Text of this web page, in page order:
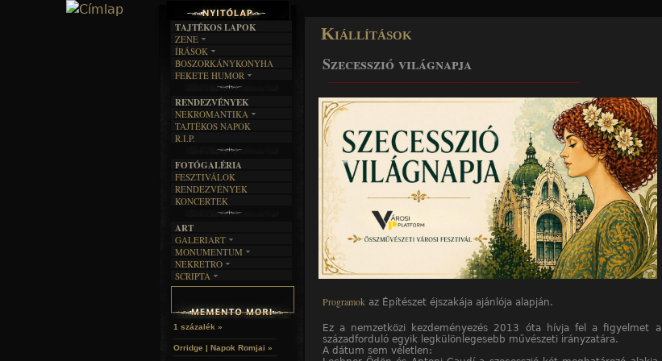
Kiállítások
Szecesszió világnapja
Programokaz Építészet éjszakája ajánlója alapján.
Ez a nemzetközi kezdeményezés 2013 óta hívja fel a figyelmet a
századforduló egyik legkülönlegesebb művészeti irányzatára.
A dátum sem véletlen:
TAJTÉKOS LAPOK
ZENE
EGYÜTTESEK
INTERJÚK
FORDÍTÁSOK
DALSZÖVEGEK
ÍRÁSOK
IRODALOM
FILM
MŰVÉSZET
ÍRÁSTÖRTÉNET
BOSZORKÁNYKONYHA
FEKETE HUMOR
SZÖVEGES
RENDEZVÉNYEK
NEKROMANTIKA
AKTUÁLIS
A MÚLT
TAJTÉKOS NAPOK
R.I.P.
FOTÓGALÉRIA
FESZTIVÁLOK
RENDEZVÉNYEK
KONCERTEK
ART
GALERIART
ARTGALERI
KÉPREGÉNYEK
LAKÁSKULTS
MONUMENTUM
TEMETŐK
TEMPLOMOK
HELYEK
NEKRETRO
SZUBKULT
RELIKVIÁK
SCRIPTA
NOVELLÁK
HALÁLTÁNC
1 százalék »
Orridge | Napok Romjai »